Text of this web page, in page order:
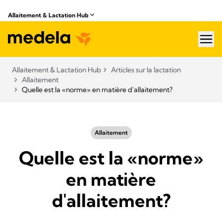
Allaitement & Lactation Hub​
Allaitement & Lactation Hub​
Articles sur la lactation
Allaitement
Quelle est la «norme» en matière d'allaitement?
Allaitement
Quelle est la «norme»
en matière
d'allaitement?